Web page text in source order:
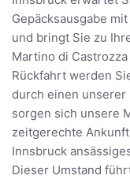
Gepäcksausgabe
und bringt Sie zu
Martino di
Rückfahrt werden
durch einen unserer
sorgen sich unsere
zeitgerechte
Innsbruck
Dieser Umstand